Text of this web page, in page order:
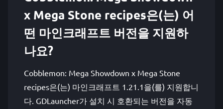
x Mega Stone recipes은(는) 어
떤 마인크래프트 버전을 지원하
나요?
Cobblemon: Mega Showdown x Mega Stone
recipes은(는) 마인크래프트 1.21.1을(를) 지원합니
다. GDLauncher가 설치 시 호환되는 버전을 자동